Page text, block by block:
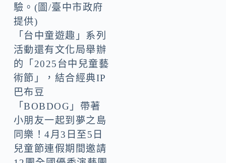
驗。(圖/臺中市政府
提供)
「台中童遊趣」系列
活動還有文化局舉辦
的「2025台中兒童藝
術節」，結合經典IP
巴布豆
「BOBDOG」帶著
小朋友一起到夢之島
同樂！4月3日至5日
兒童節連假期間邀請